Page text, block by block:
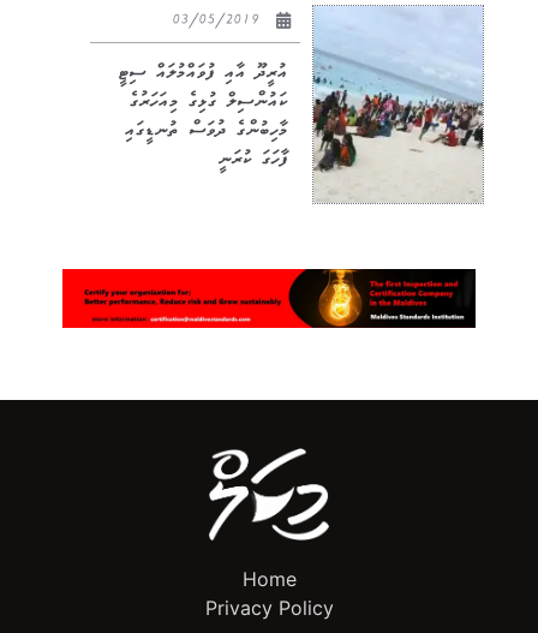
އުރީދޫ އާއި ފުވައްމުލައް ސިޓީ
ކައުންސިލް ގުޅިގެ މިއަހަރުގެ
މާހިބުންގެ ދުވަސް ތުނޑީގައި
ފާހަގަ ކުރަނީ
Home
Privacy Policy